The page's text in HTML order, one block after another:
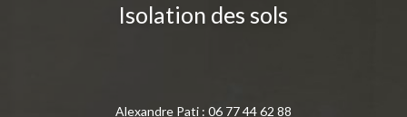
Isolation des sols
Alexandre Pati : 06 77 44 62 88